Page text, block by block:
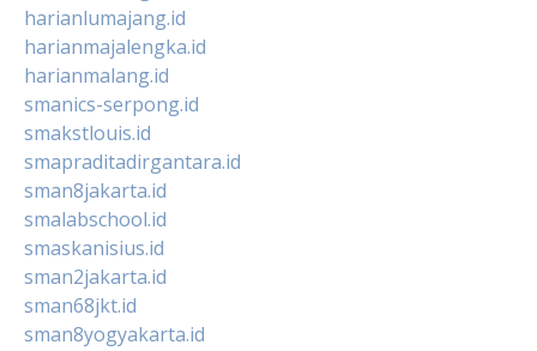
harianlumajang.id
harianmajalengka.id
harianmalang.id
smanics-serpong.id
smakstlouis.id
smapraditadirgantara.id
sman8jakarta.id
smalabschool.id
smaskanisius.id
sman2jakarta.id
sman68jkt.id
sman8yogyakarta.id